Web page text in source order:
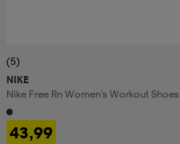
(5)
NIKE
Nike Free Rn Women's Workout Shoes
43,99